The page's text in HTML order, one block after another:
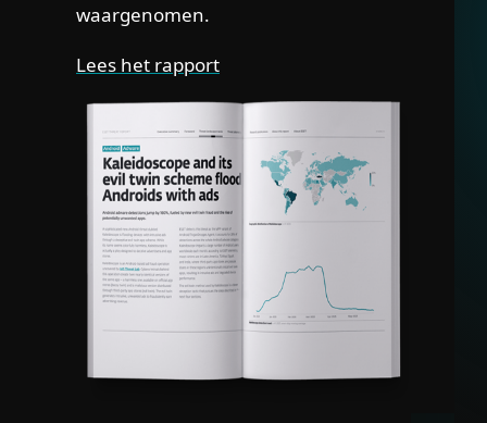
waargenomen.
Lees het rapport